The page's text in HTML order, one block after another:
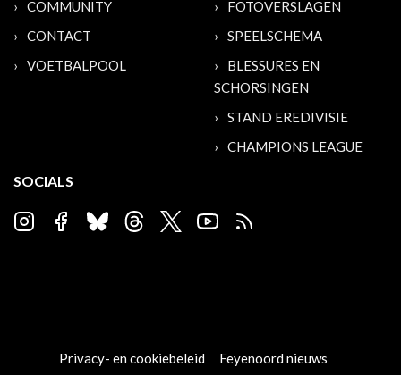
COMMUNITY
CONTACT
VOETBALPOOL
FOTOVERSLAGEN
SPEELSCHEMA
BLESSURES EN
SCHORSINGEN
STAND EREDIVISIE
CHAMPIONS LEAGUE
SOCIALS
Privacy- en cookiebeleid Feyenoord nieuws